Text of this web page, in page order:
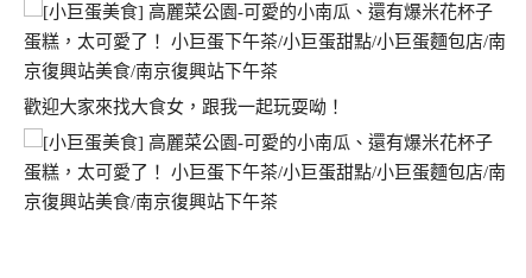
歡迎大家來找大食女，跟我一起玩耍呦！